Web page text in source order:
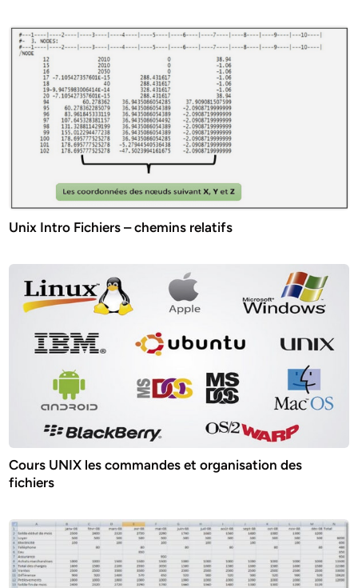
Unix Intro Fichiers – chemins relatifs
Cours UNIX les commandes et organisation des
fichiers